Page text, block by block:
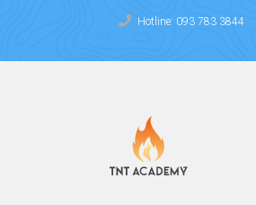
Hotline: 093 783 3844